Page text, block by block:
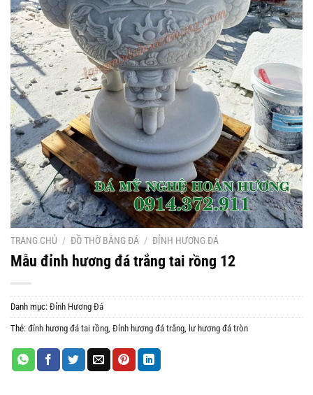
TRANG CHỦ / ĐỒ THỜ BẰNG ĐÁ / ĐỈNH HƯƠNG ĐÁ
Mẫu đỉnh hương đá trắng tai rồng 12
Danh mục: Đỉnh Hương Đá
Thẻ: đỉnh hương đá tai rồng, Đỉnh hương đá trắng, lư hương đá tròn